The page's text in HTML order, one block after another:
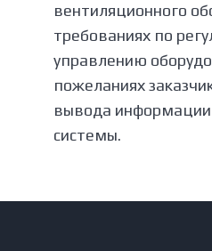
вентиляционного
требованиях по
управлению
пожеланиях
вывода информации
системы.